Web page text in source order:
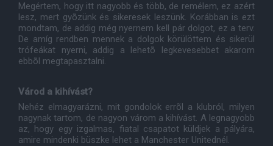
Megértem, hogy itt nagyobb és több, de remélem, ez azért
lesz, mert gyõzünk és sikeresek leszünk. Korábban is ezt
mondtam, de addig még nyernem kell pár dolgot, ez a terv.
De amíg rendben mennek a dolgok körülöttem és sikerül
trófeákat nyerni, addig a lehetõ legkevesebbet akarom
ebbõl megtapasztalni.
Várod a kihívást?
Nehéz elmagyarázni, mit gondolok errõl a klubról, milyen
nagynak tartom, de nagyon várom a kihívást. A legnagyobb
az, hogy egy izgalmas, fiatal csapatot küldjek a pályára,
amire mindenki büszke lehet a Manchester Unitednél.